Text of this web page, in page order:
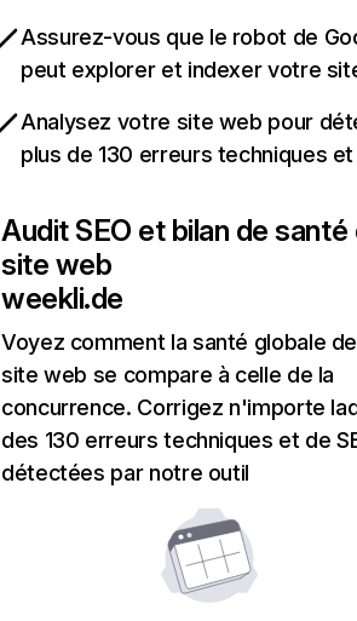
Assurez-vous que le robot de
peut explorer et indexer votre
Analysez votre site web pour
plus de 130 erreurs techniques et
Audit SEO et bilan de santé
site web
weekli.de
Voyez comment la santé globale
site web se compare à celle de la
concurrence. Corrigez n'importe
des 130 erreurs techniques et de
détectées par notre outil